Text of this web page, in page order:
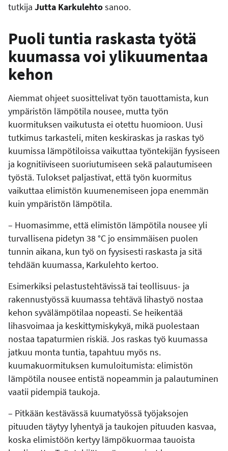
tutkija Jutta Karkulehtosanoo.
Puoli tuntia raskasta työtä
kuumassa voi ylikuumentaa
kehon
Aiemmat ohjeet suosittelivat työn tauottamista, kun
ympäristön lämpötila nousee, mutta työn
kuormituksen vaikutusta ei otettu huomioon. Uusi
tutkimus tarkasteli, miten keskiraskas ja raskas työ
kuumissa lämpötiloissa vaikuttaa työntekijän fyysiseen
ja kognitiiviseen suoriutumiseen sekä palautumiseen
työstä. Tulokset paljastivat, että työn kuormitus
vaikuttaa elimistön kuumenemiseen jopa enemmän
kuin ympäristön lämpötila.
– Huomasimme, että elimistön lämpötila nousee yli
turvallisena pidetyn 38 °C jo ensimmäisen puolen
tunnin aikana, kun työ on fyysisesti raskasta ja sitä
tehdään kuumassa, Karkulehto kertoo.
Esimerkiksi pelastustehtävissä tai teollisuus- ja
rakennustyössä kuumassa tehtävä lihastyö nostaa
kehon syvälämpötilaa nopeasti. Se heikentää
lihasvoimaa ja keskittymiskykyä, mikä puolestaan
nostaa tapaturmien riskiä. Jos raskas työ kuumassa
jatkuu monta tuntia, tapahtuu myös ns.
kuumakuormituksen kumuloitumista: elimistön
lämpötila nousee entistä nopeammin ja palautuminen
vaatii pidempiä taukoja.
– Pitkään kestävässä kuumatyössä työjaksojen
pituuden täytyy lyhentyä ja taukojen pituuden kasvaa,
koska elimistöön kertyy lämpökuormaa tauoista